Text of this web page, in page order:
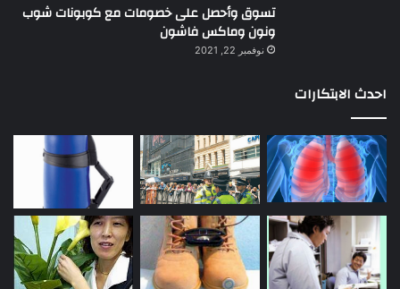
تسوق وأحصل على خصومات مع كوبونات شوب
ونون وماكس فاشون
نوفمبر 22, 2021
احدث الابتكارات